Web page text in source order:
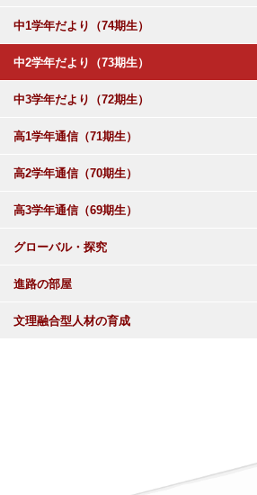
中1学年だより（74期生）
中2学年だより（73期生）
中3学年だより（72期生）
高1学年通信（71期生）
高2学年通信（70期生）
高3学年通信（69期生）
グローバル・探究
進路の部屋
文理融合型人材の育成